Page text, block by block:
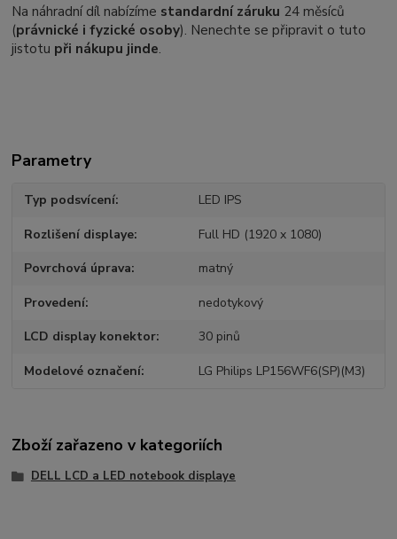
Na náhradní díl nabízíme standardní záruku 24 měsíců
(právnické i fyzické osoby). Nenechte se připravit o tuto
jistotu při nákupu jinde.
Parametry
Typ podsvícení LED IPS
Rozlišení displaye Full HD (1920 x 1080)
Povrchová úprava matný
Provedení nedotykový
LCD display konektor 30 pinů
Modelové označení LG Philips LP156WF6(SP)(M3)
Zboží zařazeno v kategoriích
DELL LCD a LED notebook displaye